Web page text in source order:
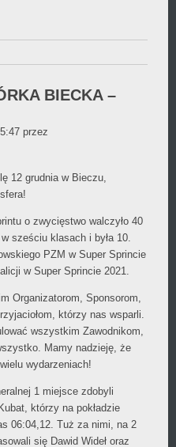
BIECKA –
przez
12 grudnia w Bieczu,
o zwycięstwo walczyło 40
sześciu klasach i była 10.
PZM w Super Sprincie
w Super Sprincie 2021.
Organizatorom, Sponsorom,
którzy nas wsparli.
wszystkim Zawodnikom,
Mamy nadzieję, że
wydarzeniach!
1 miejsce zdobyli
którzy na pokładzie
06:04,12. Tuż za nimi, na 2
się Dawid Wideł oraz